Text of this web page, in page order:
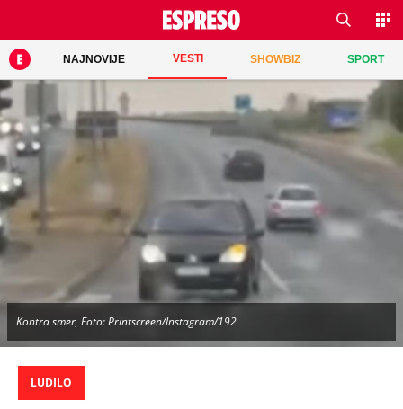
NAJNOVIJE VESTI SHOWBIZ SPORT
Kontra smer, Foto: Printscreen/Instagram/192
LUDILO